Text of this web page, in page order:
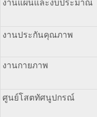
งานแผนและงบประมาณ
งานประกันคุณภาพ
งานกายภาพ
ศูนย์โสตทัศนูปกรณ์